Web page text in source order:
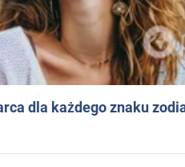
dla każdego znaku